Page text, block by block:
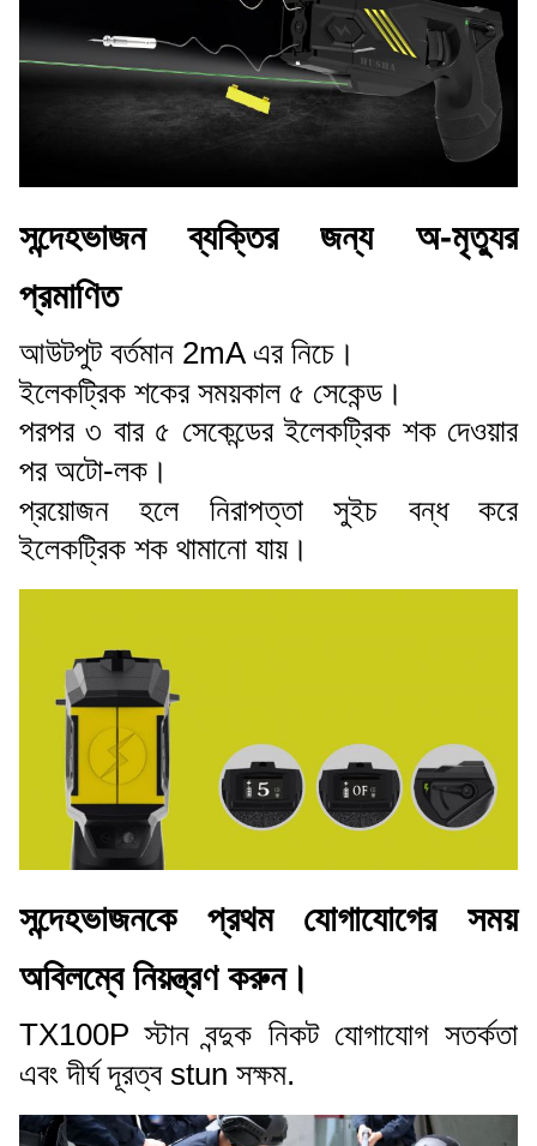
সন্দেহভাজন ব্যক্তির জন্য অ-মৃত্যুর
প্রমাণিত
আউটপুট বর্তমান 2mA এর নিচে।
ইলেকট্রিক শকের সময়কাল ৫ সেকেন্ড।
পরপর ৩ বার ৫ সেকেন্ডের ইলেকট্রিক শক দেওয়ার
পর অটো-লক।
প্রয়োজন হলে নিরাপত্তা সুইচ বন্ধ করে
ইলেকট্রিক শক থামানো যায়।
সন্দেহভাজনকে প্রথম যোগাযোগের সময়
অবিলম্বে নিয়ন্ত্রণ করুন।
TX100P স্টান বন্দুক নিকট যোগাযোগ সতর্কতা
এবং দীর্ঘ দূরত্ব stun সক্ষম.